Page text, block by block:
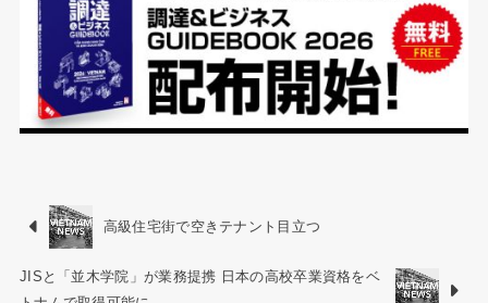
高級住宅街で空きテナント目立つ
JISと「並木学院」が業務提携 日本の高校卒業資格をベ